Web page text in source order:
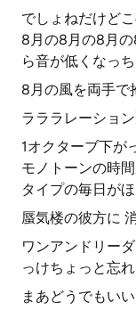
でしょねだけど
8月の8月の8月
ら音が低くなっ
8月の風を両手で
ラララレーショ
1オクターブ下が
モノトーンの時
タイプの毎日が
蜃気楼の彼方に
ワンアンドリー
っけちょっと忘
まあどうでもい